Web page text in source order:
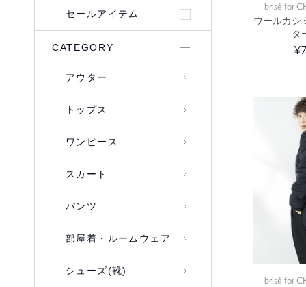
セールアイテム
CATEGORY
アウター
トップス
ワンピース
スカート
パンツ
部屋着・ルームウェア
シューズ(靴)
brisé for
ウールカシ
タ
brisé for